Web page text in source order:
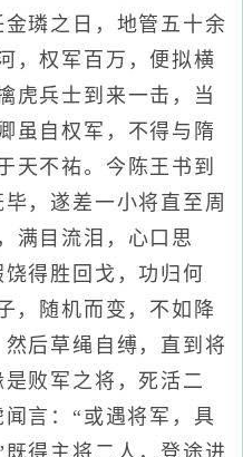
璘之日，地管五十余
，权军百万，便拟横
虎兵士到来一击，当
虽自权军，不得与隋
天不祐。今陈王书到
，遂差一小将直至周
满目流泪，心口思
得胜回戈，功归何
，随机而变，不如降
后草绳自缚，直到将
败军之将，死活二
言：“或遇将军，具
得主将二人，登途进